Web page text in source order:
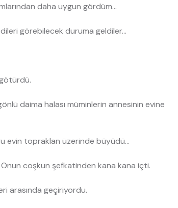
daha uy­gun gördüm...
görebilecek duruma geldiler...
daima halası müminlerin annesinin evine
evin topraklan üzerinde büyüdü...
coşkun şefkatinden kana kana içti.
arasında ge­çiriyordu.